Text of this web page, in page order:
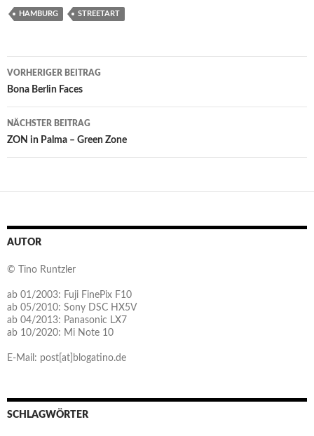
HAMBURG STREETART
Beitragsnavigation
VORHERIGER BEITRAG
Bona Berlin Faces
NÄCHSTER BEITRAG
ZON in Palma – Green Zone
AUTOR
© Tino Runtzler
ab 01/2003: Fuji FinePix F10
ab 05/2010: Sony DSC HX5V
ab 04/2013: Panasonic LX7
ab 10/2020: Mi Note 10
E-Mail: post[at]blogatino.de
SCHLAGWÖRTER